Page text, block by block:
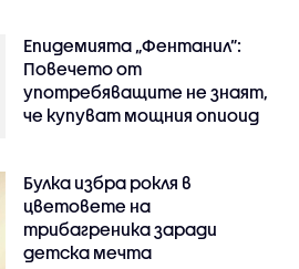
Епидемията „Фентанил”:
Повечето от
употребяващите не знаят,
че купуват мощния опиоид
Булка избра рокля в
цветовете на
трибагреника заради
детска мечта